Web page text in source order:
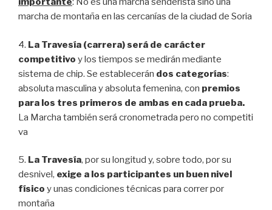
marcha de montaña en las cercanías de la ciudad de Soria
4. La Travesía (carrera) será de carácter
competitivo y los tiempos se medirán mediante
sistema de chip. Se establecerán dos categorías:
absoluta masculina y absoluta femenina, con premios
para los tres primeros de ambas en cada prueba.
La Marcha también será cronometrada pero no competiti
va
5. La Travesía, por su longitud y, sobre todo, por su
desnivel, exige a los participantes un buen nivel
físico y unas condiciones técnicas para correr por
montaña